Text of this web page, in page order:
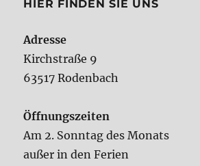
HIER FINDEN SIE UNS
Adresse
Kirchstraße 9
63517 Rodenbach
Öffnungszeiten
Am 2. Sonntag des Monats
außer in den Ferien